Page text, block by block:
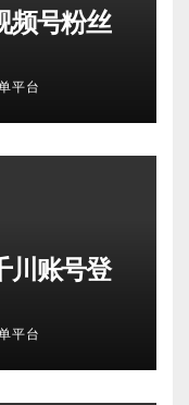
频号粉丝
平台
川账号登
平台